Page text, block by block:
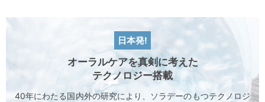
日本発!
オーラルケアを真剣に考えた
テクノロジー搭載
40年にわたる国内外の研究により、ソラデーのもつテクノロジ